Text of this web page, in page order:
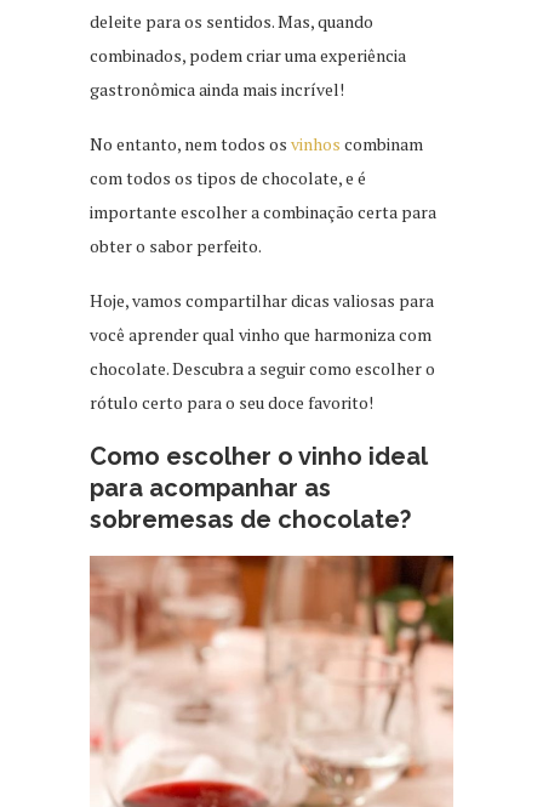
deleite para os sentidos. Mas, quando
combinados, podem criar uma experiência
gastronômica ainda mais incrível!
No entanto, nem todos os vinhos combinam
com todos os tipos de chocolate, e é
importante escolher a combinação certa para
obter o sabor perfeito.
Hoje, vamos compartilhar dicas valiosas para
você aprender qual vinho que harmoniza com
chocolate. Descubra a seguir como escolher o
rótulo certo para o seu doce favorito!
Como escolher o vinho ideal
para acompanhar as
sobremesas de chocolate?